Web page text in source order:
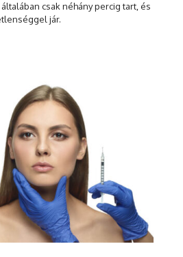
csak néhány percig tart, és
jár.